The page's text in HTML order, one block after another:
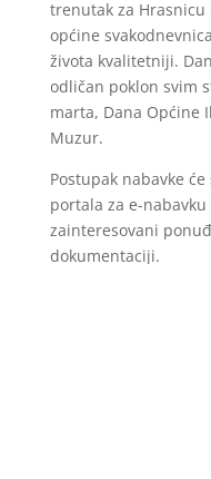
trenutak za Hrasnicu
općine
života kvalitetniji.
odličan poklon svim
marta, Dana Općine
Muzur.
Postupak nabavke
portala za e-
zainteresovani
dokumentaciji.